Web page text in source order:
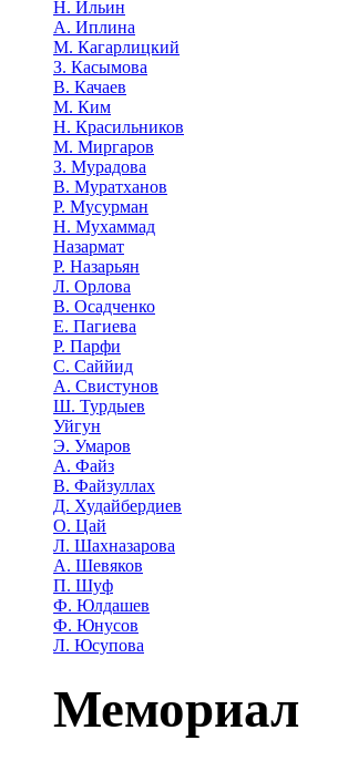
Н. Ильин
А. Иплина
М. Кагарлицкий
З. Касымова
В. Качаев
М. Ким
Н. Красильников
М. Миргаров
З. Мурадова
В. Муратханов
Р. Мусурман
Н. Мухаммад
Назармат
Р. Назарьян
Л. Орлова
В. Осадченко
Е. Пагиева
Р. Парфи
С. Саййид
А. Свистунов
Ш. Турдыев
Уйгун
Э. Умаров
А. Файз
В. Файзуллах
Д. Худайбердиев
О. Цай
Л. Шахназарова
А. Шевяков
П. Шуф
Ф. Юлдашев
Ф. Юнусов
Л. Юсупова
Мемориал